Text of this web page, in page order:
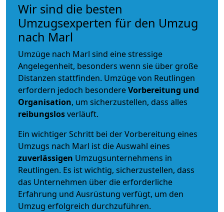
Wir sind die besten
Umzugsexperten für den Umzug
nach Marl
Umzüge nach Marl sind eine stressige
Angelegenheit, besonders wenn sie über große
Distanzen stattfinden. Umzüge von Reutlingen
erfordern jedoch besondereVorbereitung und
Organisation, um sicherzustellen, dass alles
reibungslosverläuft.
Ein wichtiger Schritt bei der Vorbereitung eines
Umzugs nach Marl ist die Auswahl eines
zuverlässigen Umzugsunternehmens in
Reutlingen. Es ist wichtig, sicherzustellen, dass
das Unternehmen über die erforderliche
Erfahrung und Ausrüstung verfügt, um den
Umzug erfolgreich durchzuführen.